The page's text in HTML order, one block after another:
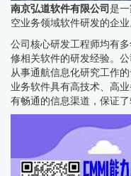
南京弘道软件有限公司是
空业务领域软件研发的企业
公司核心研发工程师均有
修相关软件的研发经验。
从事通航信息化研究工作
业务软件具有高技术、高
有畅通的信息渠道，保证了